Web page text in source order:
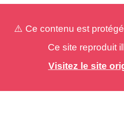
⚠️ Ce contenu est
Ce site reproduit
Visitez le site